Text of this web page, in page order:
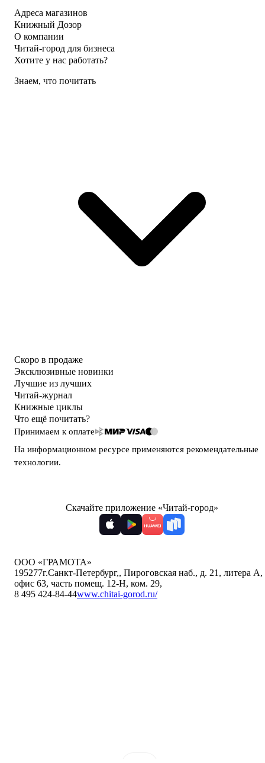
Адреса магазинов
Книжный Дозор
О компании
Читай-город для бизнеса
Хотите у нас работать?
Знаем, что почитать
Скоро в продаже
Эксклюзивные новинки
Лучшие из лучших
Читай-журнал
Книжные циклы
Что ещё почитать?
Принимаем к оплате
На информационном ресурсе применяются рекомендательные
технологии.
Скачайте приложение «Читай-город»
ООО «ГРАМОТА»
195277г.Санкт-Петербург,, Пироговская наб., д. 21, литера А,
офис 63, часть помещ. 12-Н, ком. 29,
8 495 424-84-44www.chitai-gorod.ru/